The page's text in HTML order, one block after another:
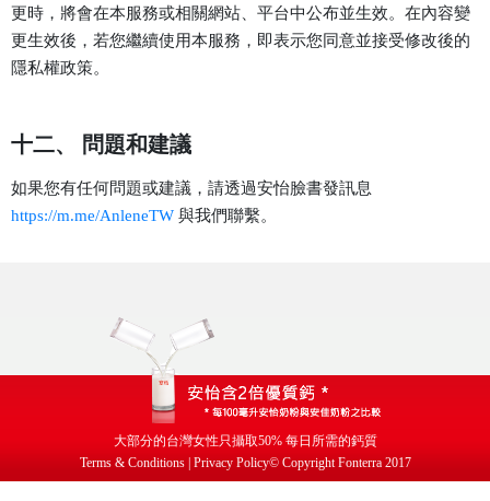
更時，將會在本服務或相關網站、平台中公布並生效。在內容變
更生效後，若您繼續使用本服務，即表示您同意並接受修改後的
隱私權政策。
十二、 問題和建議
如果您有任何問題或建議，請透過安怡臉書發訊息
https://m.me/AnleneTW 與我們聯繫。
大部分的台灣女性只攝取50% 每日所需的鈣質
Terms & Conditions | Privacy Policy© Copyright Fonterra 2017